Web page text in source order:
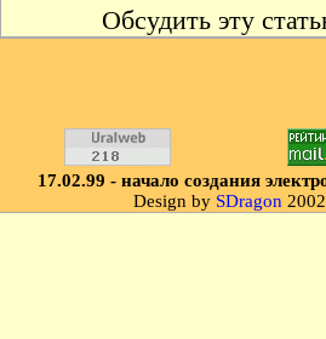
Обсудить эту
17.02.99 - начало создания
Design by SDragon